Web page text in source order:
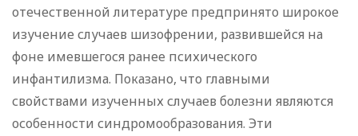
отечественной литературе предпринято широкое
изучение случаев шизофрении, развившейся на
фоне имевшегося ранее психического
инфантилизма. Показано, что главными
свойствами изученных случаев болезни являются
особенности синдромообразования. Эти